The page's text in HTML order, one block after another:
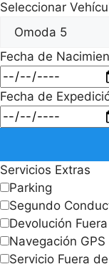
Seleccionar
Fecha de
Fecha de
Servicios Extras
Parking
Segundo
Devolución
Navegación GPS
Servicio Fuera